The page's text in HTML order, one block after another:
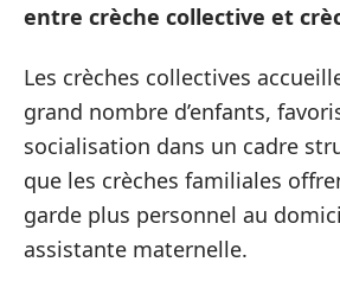
entre crèche collective et
Les crèches collectives
grand nombre d’enfants,
socialisation dans un cadre
que les crèches familiales
garde plus personnel au
assistante maternelle.